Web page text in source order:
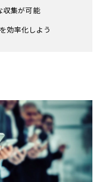
収集が可能
効率化しよう